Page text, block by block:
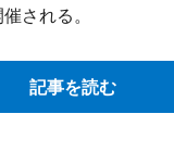
される。
記事を読む